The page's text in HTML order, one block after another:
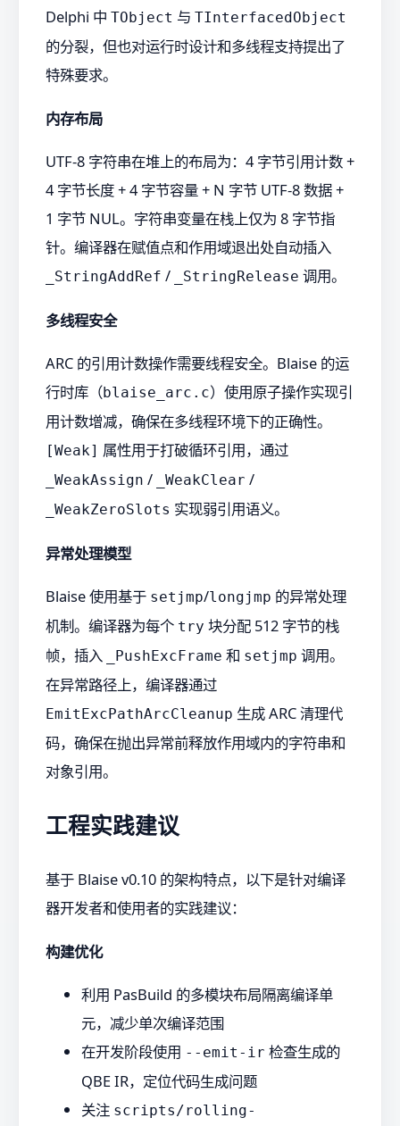
Delphi 中 TObject 与 TInterfacedObject
的分裂，但也对运行时设计和多线程支持提出了
特殊要求。
内存布局
UTF-8 字符串在堆上的布局为：4 字节引用计数 +
4 字节长度 + 4 字节容量 + N 字节 UTF-8 数据 +
1 字节 NUL。字符串变量在栈上仅为 8 字节指
针。编译器在赋值点和作用域退出处自动插入
_StringAddRef / _StringRelease 调用。
多线程安全
ARC 的引用计数操作需要线程安全。Blaise 的运
行时库（blaise_arc.c）使用原子操作实现引
用计数增减，确保在多线程环境下的正确性。
[Weak] 属性用于打破循环引用，通过
_WeakAssign / _WeakClear /
_WeakZeroSlots 实现弱引用语义。
异常处理模型
Blaise 使用基于 setjmp/longjmp 的异常处理
机制。编译器为每个 try 块分配 512 字节的栈
帧，插入
_PushExcFrame 和 setjmp 调用。
在异常路径上，编译器通过
EmitExcPathArcCleanup 生成 ARC 清理代
码，确保在抛出异常前释放作用域内的字符串和
对象引用。
工程实践建议
基于 Blaise v0.10 的架构特点，以下是针对编译
器开发者和使用者的实践建议：
构建优化
利用 PasBuild 的多模块布局隔离编译单
元，减少单次编译范围
在开发阶段使用 --emit-ir 检查生成的
QBE IR，定位代码生成问题
关注 scripts/rolling-